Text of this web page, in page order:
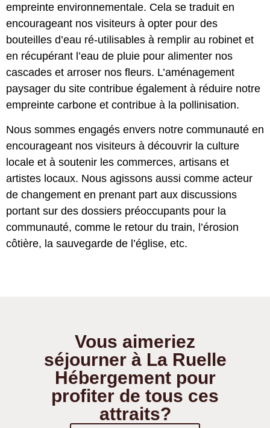
empreinte environnementale. Cela se traduit en
encourageant nos visiteurs à opter pour des
bouteilles d’eau ré-utilisables à remplir au robinet et
en récupérant l’eau de pluie pour alimenter nos
cascades et arroser nos fleurs. L’aménagement
paysager du site contribue également à réduire notre
empreinte carbone et contribue à la pollinisation.
Nous sommes engagés envers notre communauté en
encourageant nos visiteurs à découvrir la culture
locale et à soutenir les commerces, artisans et
artistes locaux. Nous agissons aussi comme acteur
de changement en prenant part aux discussions
portant sur des dossiers préoccupants pour la
communauté, comme le retour du train, l’érosion
côtière, la sauvegarde de l’église, etc.
Vous aimeriez
séjourner à La Ruelle
Hébergement pour
profiter de tous ces
attraits?